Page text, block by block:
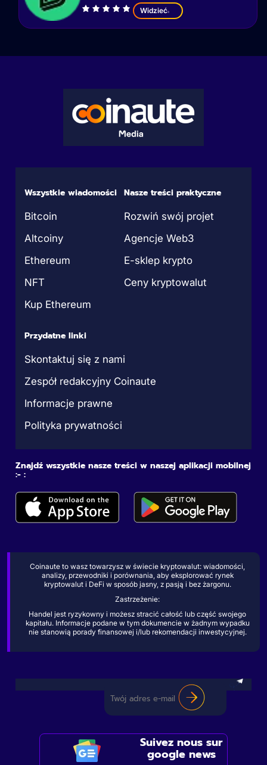
Widzieć
Wszystkie wiadomości
Bitcoin
Altcoiny
Ethereum
NFT
Kup Ethereum
Nasze treści praktyczne
Rozwiń swój projet
Agencje Web3
E-sklep krypto
Ceny kryptowalut
Przydatne linki
Skontaktuj się z nami
Zespół redakcyjny Coinaute
Informacje prawne
Polityka prywatności
Znajdź wszystkie nasze treści w naszej aplikacji mobilnej
:- :
Coinaute to wasz towarzysz w świecie kryptowalut: wiadomości,
analizy, przewodniki i porównania, aby eksplorować rynek
kryptowalut i DeFi w sposób jasny, z pasją i bez żargonu.
Zastrzeżenie:
Handel jest ryzykowny i możesz stracić całość lub część swojego
kapitału. Informacje podane w tym dokumencie w żadnym wypadku
nie stanowią porady finansowej i/lub rekomendacji inwestycyjnej.
Suivez nous sur
google news